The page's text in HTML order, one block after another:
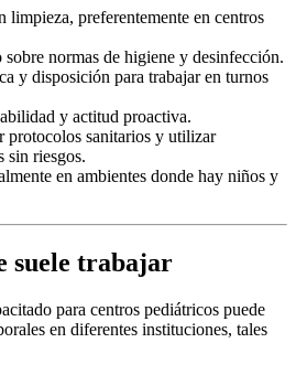
limpieza, preferentemente en centros
normas de higiene y desinfección.
y disposición para trabajar en turnos
y actitud proactiva.
protocolos sanitarios y utilizar
sin riesgos.
en ambientes donde hay niños y
suele trabajar
para centros pediátricos puede
en diferentes instituciones, tales